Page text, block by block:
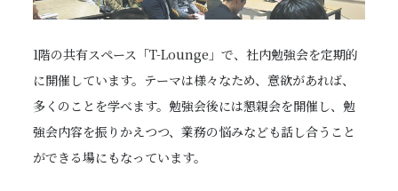
1階の共有スペース「T-Lounge」で、社内勉強会を定期的
に開催しています。テーマは様々なため、意欲があれば、
多くのことを学べます。勉強会後には懇親会を開催し、勉
強会内容を振りかえつつ、業務の悩みなども話し合うこと
ができる場にもなっています。